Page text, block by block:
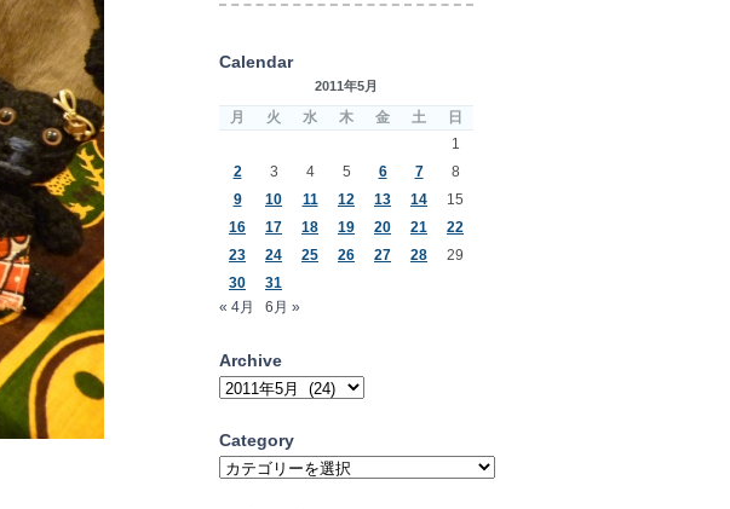
Calendar
2011年5月
月 火 水 木 金 土
日
1
2
3 4 5 6 7
8
9
10 11 12 13 14
15
16
17 18 19 20 21
22
23
24 25 26 27 28
29
30
31
« 4月
6月 »
Archive
Archive
Category
Category